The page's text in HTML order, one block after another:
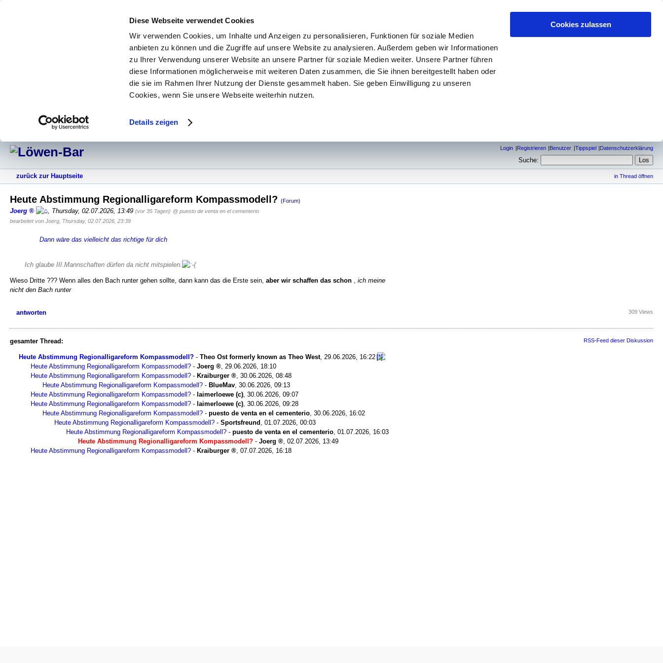
Diese Webseite verwendet Cookies
Wir verwenden Cookies, um Inhalte und Anzeigen zu personalisieren, Funktionen für soziale Medien
anbieten zu können und die Zugriffe auf unsere Website zu analysieren. Außerdem geben wir Informationen
zu Ihrer Verwendung unserer Website an unsere Partner für soziale Medien weiter. Unsere Partner führen
diese Informationen möglicherweise mit weiteren Daten zusammen, die Sie ihnen bereitgestellt haben oder
die sie im Rahmen Ihrer Nutzung der Dienste gesammelt haben. Sie geben Einwilligung zu unseren
Cookies, wenn Sie unsere Webseite weiterhin nutzen.
Details zeigen
Cookies zulassen
Login Registrieren Benutzer Tippspiel Datenschutzerklärung
Suche:
zurück zur Hauptseite in Thread öffnen
Heute Abstimmung Regionalligareform Kompassmodell? (Forum)
Joerg , Thursday, 02.07.2026, 13:49 (vor 35 Tagen) @ puesto de venta en el cementerio
bearbeitet von Joerg, Thursday, 02.07.2026, 23:39
Dann wäre das vielleicht das richtige für dich
Ich glaube III.Mannschaften dürfen da nicht mitspielen.
Wieso Dritte ??? Wenn alles den Bach runter gehen sollte, dann kann das die Erste sein, aber wir schaffen das schon , ich meine
nicht den Bach runter
antworten 309 Views
gesamter Thread: RSS-Feed dieser Diskussion
Heute Abstimmung Regionalligareform Kompassmodell? - Theo Ost formerly known as Theo West, 29.06.2026, 16:22
Heute Abstimmung Regionalligareform Kompassmodell? - Joerg
29.06.2026, 18:10
Heute Abstimmung Regionalligareform Kompassmodell? - Kraiburger
30.06.2026, 08:48
Heute Abstimmung Regionalligareform Kompassmodell? - BlueMav 30.06.2026, 09:13
Heute Abstimmung Regionalligareform Kompassmodell? - laimerloewe (c) 30.06.2026, 09:07
Heute Abstimmung Regionalligareform Kompassmodell? - laimerloewe (c) 30.06.2026, 09:28
Heute Abstimmung Regionalligareform Kompassmodell? - puesto de venta en el cementerio 30.06.2026, 16:02
Heute Abstimmung Regionalligareform Kompassmodell? - Sportsfreund 01.07.2026, 00:03
Heute Abstimmung Regionalligareform Kompassmodell? - puesto de venta en el cementerio 01.07.2026, 16:03
Heute Abstimmung Regionalligareform Kompassmodell? - Joerg
02.07.2026, 13:49
Heute Abstimmung Regionalligareform Kompassmodell? - Kraiburger 07.07.2026, 16:18